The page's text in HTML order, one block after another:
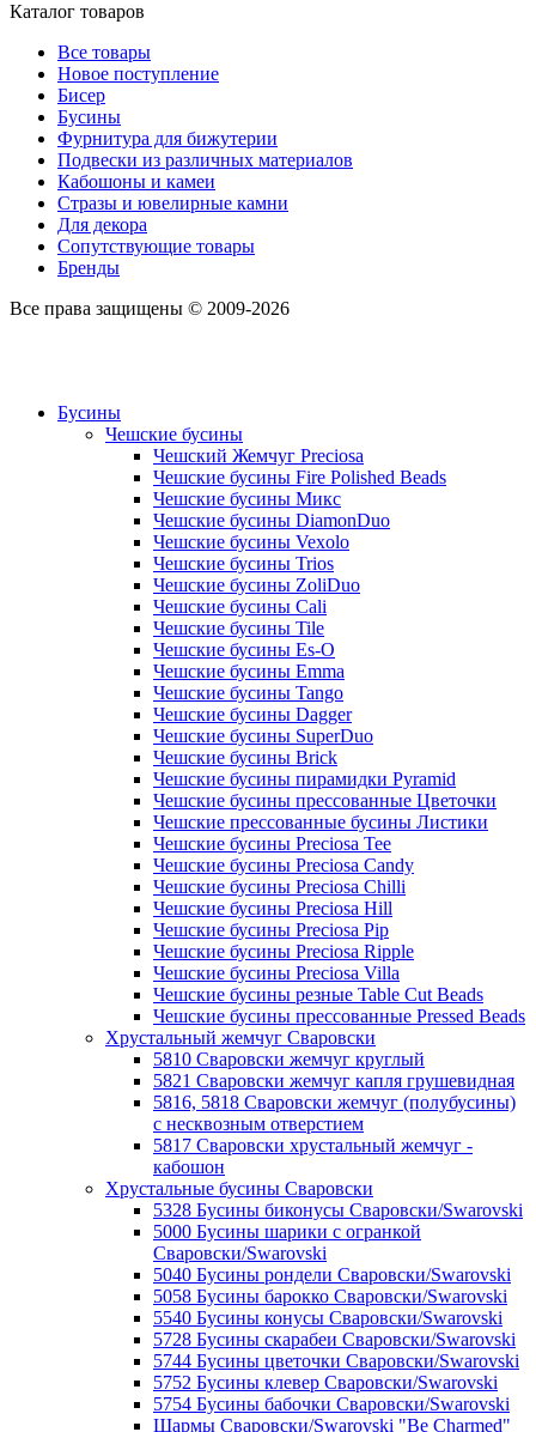
Каталог товаров
Все товары
Новое поступление
Бисер
Бусины
Фурнитура для бижутерии
Подвески из различных материалов
Кабошоны и камеи
Стразы и ювелирные камни
Для декора
Сопутствующие товары
Бренды
Все права защищены © 2009-2026
Бусины
Чешские бусины
Чешский Жемчуг Preciosa
Чешские бусины Fire Polished Beads
Чешские бусины Микс
Чешские бусины DiamonDuo
Чешские бусины Vexolo
Чешские бусины Trios
Чешские бусины ZoliDuo
Чешские бусины Cali
Чешские бусины Tile
Чешские бусины Es-O
Чешские бусины Emma
Чешские бусины Tango
Чешские бусины Dagger
Чешские бусины SuperDuo
Чешские бусины Brick
Чешские бусины пирамидки Pyramid
Чешские бусины прессованные Цветочки
Чешские прессованные бусины Листики
Чешские бусины Preciosa Tee
Чешские бусины Preciosa Candy
Чешские бусины Preciosa Chilli
Чешские бусины Preciosa Hill
Чешские бусины Preciosa Pip
Чешские бусины Preciosa Ripple
Чешские бусины Preciosa Villa
Чешские бусины резные Table Cut Beads
Чешские бусины прессованные Pressed Beads
Хрустальный жемчуг Сваровски
5810 Сваровски жемчуг круглый
5821 Сваровски жемчуг капля грушевидная
5816, 5818 Сваровски жемчуг (полубусины)
с несквозным отверстием
5817 Сваровски хрустальный жемчуг -
кабошон
Хрустальные бусины Сваровски
5328 Бусины биконусы Сваровски/Swarovski
5000 Бусины шарики с огранкой
Сваровски/Swarovski
5040 Бусины рондели Сваровски/Swarovski
5058 Бусины барокко Сваровски/Swarovski
5540 Бусины конусы Сваровски/Swarovski
5728 Бусины скарабеи Сваровски/Swarovski
5744 Бусины цветочки Сваровски/Swarovski
5752 Бусины клевер Сваровски/Swarovski
5754 Бусины бабочки Сваровски/Swarovski
Шармы Сваровски/Swarovski "Be Charmed"